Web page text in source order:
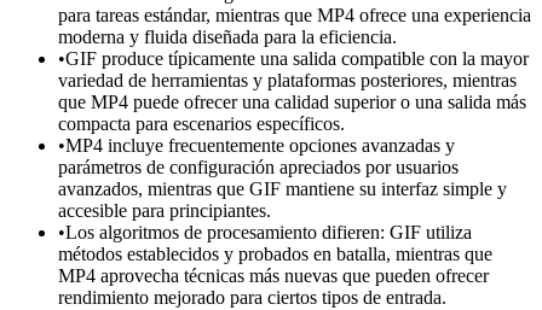
para tareas estándar, mientras que MP4 ofrece una experiencia
moderna y fluida diseñada para la eficiencia.
•GIF produce típicamente una salida compatible con la mayor
variedad de herramientas y plataformas posteriores, mientras
que MP4 puede ofrecer una calidad superior o una salida más
compacta para escenarios específicos.
•MP4 incluye frecuentemente opciones avanzadas y
parámetros de configuración apreciados por usuarios
avanzados, mientras que GIF mantiene su interfaz simple y
accesible para principiantes.
•Los algoritmos de procesamiento difieren: GIF utiliza
métodos establecidos y probados en batalla, mientras que
MP4 aprovecha técnicas más nuevas que pueden ofrecer
rendimiento mejorado para ciertos tipos de entrada.